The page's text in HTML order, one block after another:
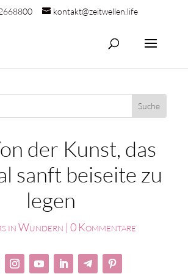
kontakt@zeitwellen.life
der Kunst, das
sanft beiseite zu
legen
in Wundern | 0 Kommentare